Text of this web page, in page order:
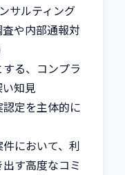
サルティング
や内部通報対
る、コンプラ
知見
定を主体的に
において、利
す高度なコミ